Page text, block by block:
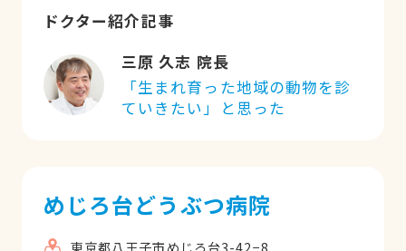
ドクター紹介記事
三原 久志 院長
「生まれ育った地域の動物を診
ていきたい」と思った
めじろ台どうぶつ病院
東京都八王子市めじろ台3-42−8